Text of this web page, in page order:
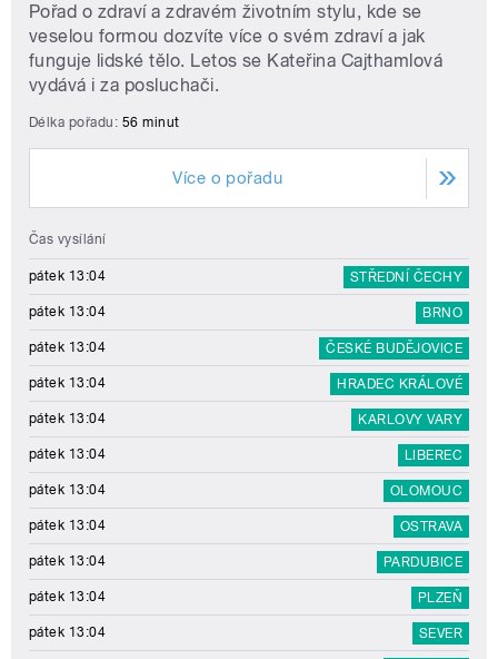
Pořad o zdraví a zdravém životním stylu, kde se
veselou formou dozvíte více o svém zdraví a jak
funguje lidské tělo. Letos se Kateřina Cajthamlová
vydává i za posluchači.
Délka pořadu: 56 minut
Více o pořadu
Čas vysílání
pátek 13:04 STŘEDNÍ ČECHY
pátek 13:04 BRNO
pátek 13:04 ČESKÉ BUDĚJOVICE
pátek 13:04 HRADEC KRÁLOVÉ
pátek 13:04 KARLOVY VARY
pátek 13:04 LIBEREC
pátek 13:04 OLOMOUC
pátek 13:04 OSTRAVA
pátek 13:04 PARDUBICE
pátek 13:04 PLZEŇ
pátek 13:04 SEVER